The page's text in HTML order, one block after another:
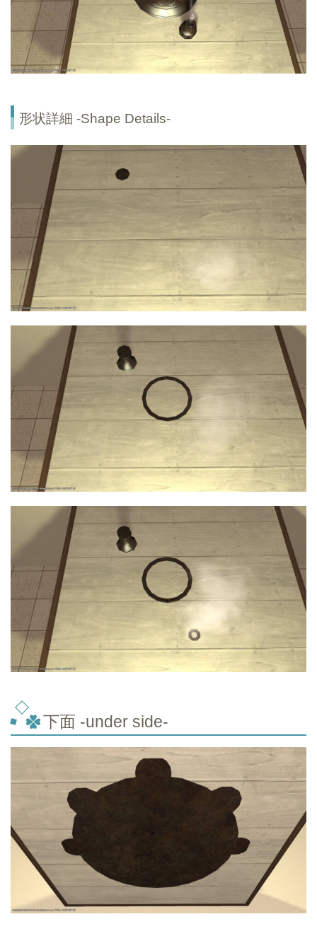
形状詳細 -Shape Details-
下面 -under side-